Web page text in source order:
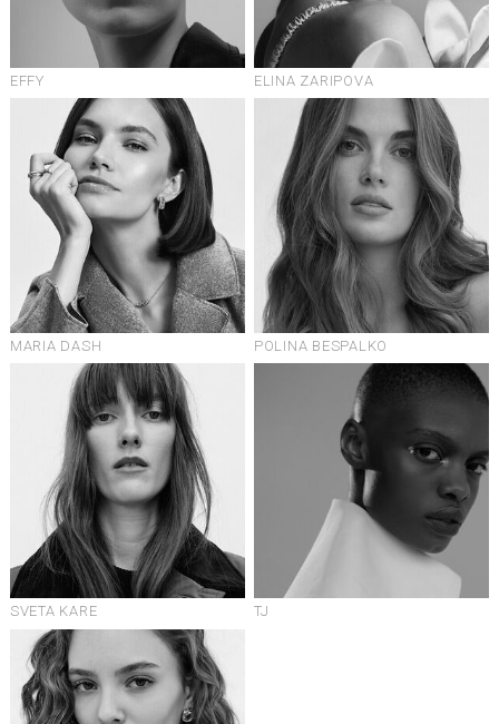
EFFY ELINA ZARIPOVA
MARIA DASH POLINA BESPALKO
SVETA KARE TJ